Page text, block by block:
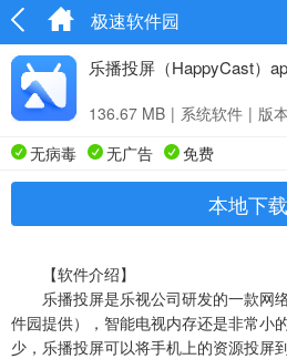
极速软件园
乐播投屏（HappyCast）
136.67 MB | 系统软件 | 版
无病毒
无广告 免费
本地下载
【软件介绍】
乐播投屏是乐视公司研发的一款网
件园提供），智能电视内存还是非常小
少，乐播投屏可以将手机上的资源投屏